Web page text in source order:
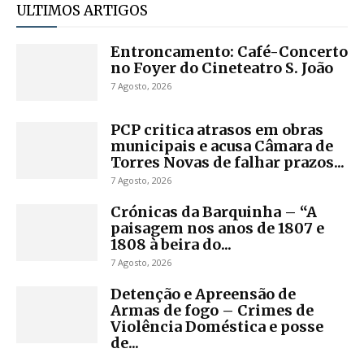
ULTIMOS ARTIGOS
Entroncamento: Café-Concerto
no Foyer do Cineteatro S. João
7 Agosto, 2026
PCP critica atrasos em obras
municipais e acusa Câmara de
Torres Novas de falhar prazos...
7 Agosto, 2026
Crónicas da Barquinha – “A
paisagem nos anos de 1807 e
1808 à beira do...
7 Agosto, 2026
Detenção e Apreensão de
Armas de fogo – Crimes de
Violência Doméstica e posse
de...